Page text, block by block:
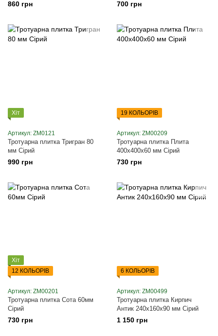
860 грн 700 грн
Хіт
Артикул: ZM0121
Тротуарна плитка Тригран 80
мм Сірий
990 грн
19 КОЛЬОРІВ
Артикул: ZM00209
Тротуарна плитка Плита
400х400х60 мм Сірий
730 грн
Хіт
12 КОЛЬОРІВ
Артикул: ZM00201
Тротуарна плитка Сота 60мм
Сірий
730 грн
6 КОЛЬОРІВ
Артикул: ZM00499
Тротуарна плитка Кирпич
Антик 240х160х90 мм Сірий
1 150 грн